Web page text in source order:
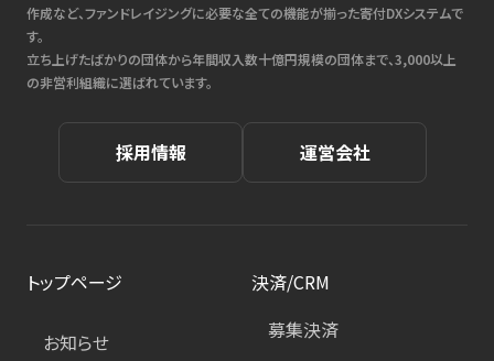
作成など、ファンドレイジングに必要な全ての機能が揃った寄付DXシステムで
す。
立ち上げたばかりの団体から年間収入数十億円規模の団体まで、3,000以上
の非営利組織に選ばれています。
採用情報 運営会社
トップページ
お知らせ
決済/CRM
募集決済